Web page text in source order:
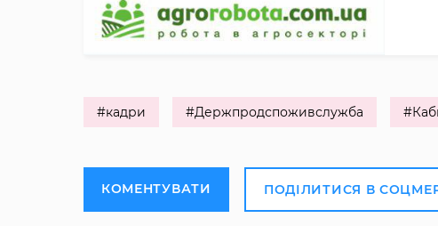
#кадри #Держпродспоживслужба
КОМЕНТУВАТИ ПОДІЛИТИСЯ В